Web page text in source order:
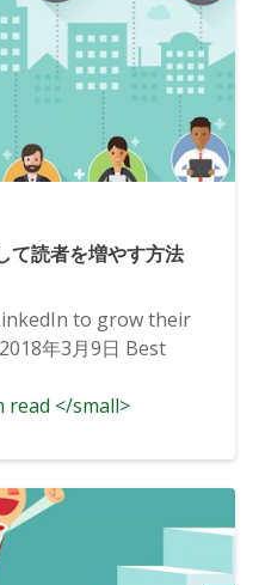
て読者を増やす方法
to grow their
年3月9日 Best
read </small>